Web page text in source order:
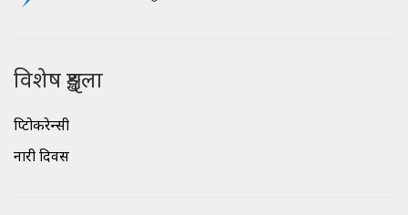
विशेष शृङ्खला
क्रिप्टोकरेन्सी
नारी दिवस